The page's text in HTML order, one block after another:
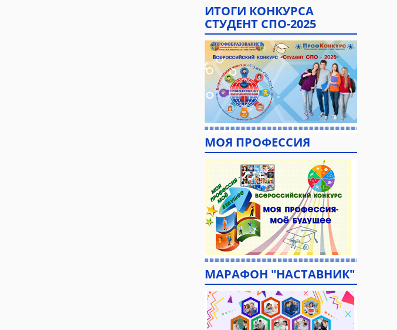
ИТОГИ КОНКУРСА
СТУДЕНТ СПО-2025
МОЯ ПРОФЕССИЯ
МАРАФОН "НАСТАВНИК"